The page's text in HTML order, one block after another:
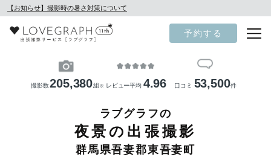
【お知らせ】撮影時の暑さ対策について
予約する
撮影数205,380組 ※ レビュー平均 4.96 口コミ 53,500件
ラブグラフの
夜景の出張撮影
群馬県吾妻郡東吾妻町